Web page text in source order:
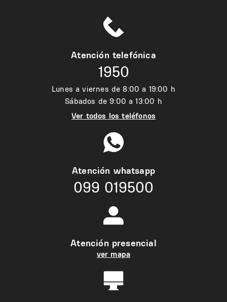
Atención telefónica
1950
Lunes a viernes de 8:00 a 19:00 h
Sábados de 9:00 a 13:00 h
Ver todos los teléfonos
Atención whatsapp
099 019500
Atención presencial
ver mapa